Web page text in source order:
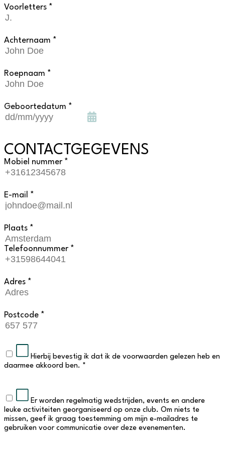
Voorletters *
Achternaam *
Roepnaam *
Geboortedatum *
CONTACTGEGEVENS
Mobiel nummer *
E-mail *
Plaats *
Telefoonnummer *
Adres *
Postcode *
Hierbij bevestig ik dat ik de voorwaarden gelezen heb en
daarmee akkoord ben. *
Er worden regelmatig wedstrijden, events en andere
leuke activiteiten georganiseerd op onze club. Om niets te
missen, geef ik graag toestemming om mijn e-mailadres te
gebruiken voor communicatie over deze evenementen.